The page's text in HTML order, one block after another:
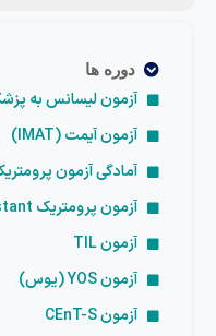
دوره ها
آزمون لیسانس به پزشکی
آزمون آیمت (IMAT)
آمادگی آزمون پرومتریک (RN)
آزمون پرومتریک Dental Assistant
آزمون TIL
آزمون YOS (یوس)
آزمون CEnT-S